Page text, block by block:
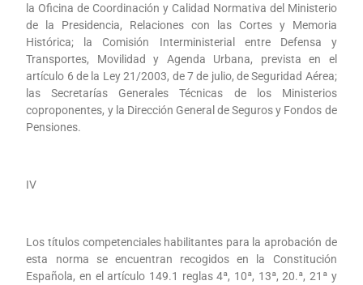
la Oficina de Coordinación y Calidad Normativa del Ministerio
de la Presidencia, Relaciones con las Cortes y Memoria
Histórica; la Comisión Interministerial entre Defensa y
Transportes, Movilidad y Agenda Urbana, prevista en el
artículo 6 de la Ley 21/2003, de 7 de julio, de Seguridad Aérea;
las Secretarías Generales Técnicas de los Ministerios
coproponentes, y la Dirección General de Seguros y Fondos de
Pensiones.
IV
Los títulos competenciales habilitantes para la aprobación de
esta norma se encuentran recogidos en la Constitución
Española, en el artículo 149.1 reglas 4ª, 10ª, 13ª, 20.ª, 21ª y